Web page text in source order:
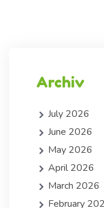
Archiv
July 2026
June 2026
May 2026
April 2026
March 2026
February